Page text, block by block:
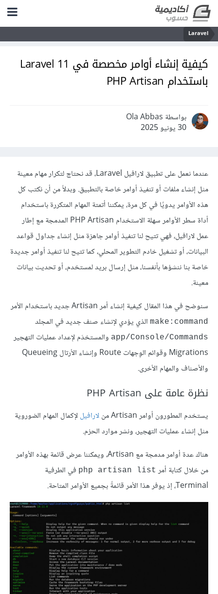
Laravel
كيفية إنشاء أوامر مخصصة في Laravel 11
باستخدام PHP Artisan
بواسطة Ola Abbas
30 يونيو 2025
عندما نعمل على تطبيق لارافيل Laravel، قد نحتاج لتكرار مهام معينة
مثل إنشاء ملفات أو تنفيذ أوامر خاصة بالتطبيق. وبدلاً من أن نكتب كل
هذه الأوامر يدويًا في كل مرة، يمكننا أتمتة المهام المتكررة باستخدام
أداة سطر الأوامر سهلة الاستخدام PHP Artisan المدمجة مع إطار
عمل لارافيل، فهي تتيح لنا تنفيذ أوامر جاهزة مثل إنشاء جداول قواعد
البيانات، أو تشغيل خادم التطوير المحلي، كما تتيح لنا تنفيذ أوامر جديدة
خاصة بنا ننشؤها بأنفسنا، مثل إرسال بريد لمستخدم، أو تحديث بيانات
معينة.
سنوضح في هذا المقال كيفية إنشاء أمر Artisan جديد باستخدام الأمر
make:command الذي يؤدي لإنشاء صنف جديد في المجلد
app/Console/Commands والمستخدَم لإعداد عمليات التهجير
Migrations وقوائم الوِجهات Route وإنشاء الأرتال Queueing
والأصناف والمهام الأخرى.
نظرة عامة على PHP Artisan
يستخدم المطورون أوامر Artisan من لارافيللإكمال المهام الضوروية
مثل إنشاء عمليات التهجير، ونشر موارد الحزم.
هناك عدة أوامر مدمجة مع Artisan، ويمكننا عرض قائمة بهذه الأوامر
من خلال كتابة أمر php artisan list في الطرفية
Terminal، إذ يوفر هذا الأمر قائمةً بجميع الأوامر المتاحة.